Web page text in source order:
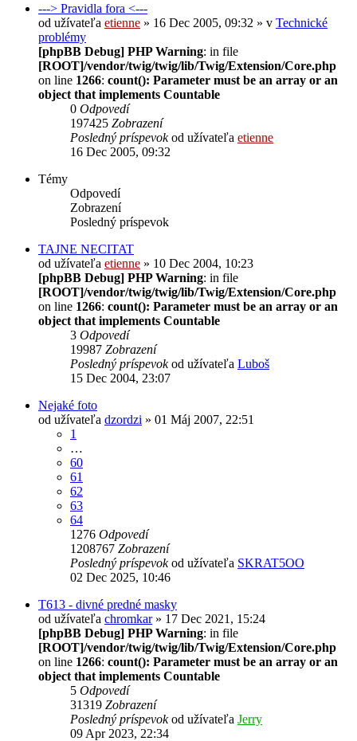
---> Pravidla fora <---
od užívateľa etienne » 16 Dec 2005, 09:32 » v Technické
problémy
[phpBB Debug] PHP Warning: in file
[ROOT]/vendor/twig/twig/lib/Twig/Extension/Core.php
on line 1266: count(): Parameter must be an array or an
object that implements Countable
0 Odpovedí
197425 Zobrazení
Posledný príspevokod užívateľa etienne
16 Dec 2005, 09:32
Témy
Odpovedí
Zobrazení
Posledný príspevok
TAJNE NECITAT
od užívateľa etienne » 10 Dec 2004, 10:23
[phpBB Debug] PHP Warning: in file
[ROOT]/vendor/twig/twig/lib/Twig/Extension/Core.php
on line 1266: count(): Parameter must be an array or an
object that implements Countable
3 Odpovedí
19987 Zobrazení
Posledný príspevokod užívateľa Luboš
15 Dec 2004, 23:07
Nejaké foto
od užívateľa dzordzi » 01 Máj 2007, 22:51
1
…
60
61
62
63
64
1276 Odpovedí
1208767 Zobrazení
Posledný príspevokod užívateľa SKRAT5OO
02 Dec 2025, 10:46
T613 - divné predné masky
od užívateľa chromkar» 17 Dec 2021, 15:24
[phpBB Debug] PHP Warning: in file
[ROOT]/vendor/twig/twig/lib/Twig/Extension/Core.php
on line 1266: count(): Parameter must be an array or an
object that implements Countable
5 Odpovedí
31319 Zobrazení
Posledný príspevokod užívateľa Jerry
09 Apr 2023, 22:34